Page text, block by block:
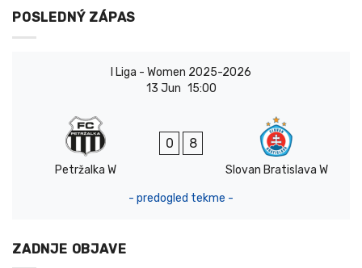
POSLEDNÝ ZÁPAS
I Liga - Women 2025-2026
13 Jun 15:00
Petržalka W
0 8
Slovan Bratislava W
- predogled tekme -
ZADNJE OBJAVE